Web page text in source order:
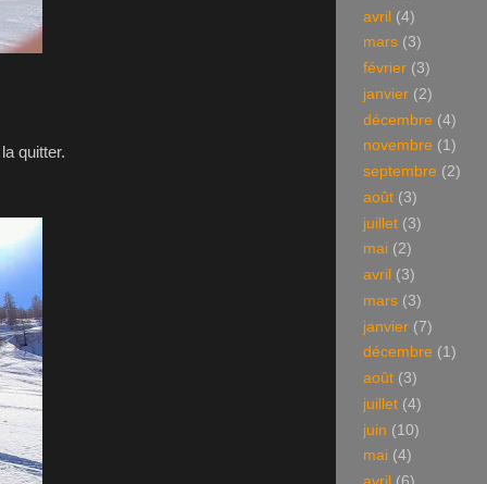
quitter.
avril (4)
mars (3)
février (3)
janvier (2)
décembre (4)
novembre (1)
septembre (2)
août (3)
juillet (3)
mai (2)
avril (3)
mars (3)
janvier (7)
décembre (1)
août (3)
juillet (4)
juin (10)
mai (4)